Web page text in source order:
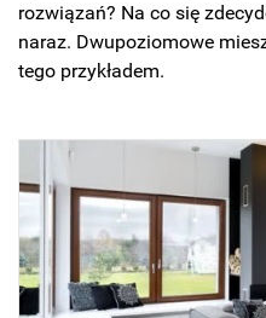
rozwiązań? Na co się
naraz. Dwupoziomowe
tego przykładem.